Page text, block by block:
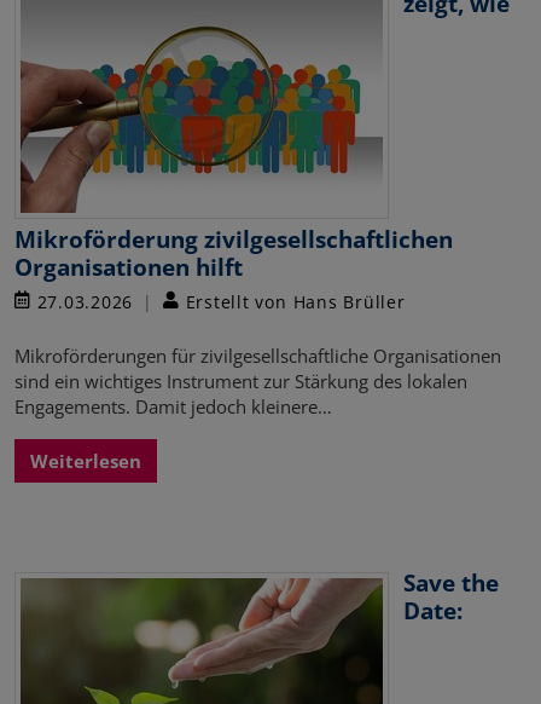
Mikroförderung zivilgesellschaftlichen
Organisationen hilft
27.03.2026 Erstellt von Hans Brüller
Mikroförderungen für zivilgesellschaftliche Organisationen
sind ein wichtiges Instrument zur Stärkung des lokalen
Engagements. Damit jedoch kleinere…
Weiterlesen
Save the
Date: